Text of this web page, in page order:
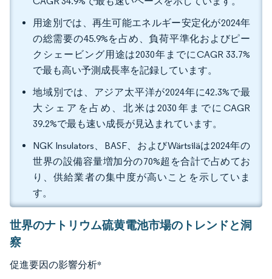
用途別では、再生可能エネルギー安定化が2024年
の総需要の45.9%を占め、負荷平準化およびピー
クシェービング用途は2030年までにCAGR 33.7%
で最も高い予測成長率を記録しています。
地域別では、アジア太平洋が2024年に42.3%で最
大シェアを占め、北米は2030年までにCAGR
39.2%で最も速い成長が見込まれています。
NGK Insulators、BASF、およびWärtsiläは2024年の
世界の設備容量増加分の70%超を合計で占めてお
り、供給業者の集中度が高いことを示していま
す。
世界のナトリウム硫黄電池市場のトレンドと洞
察
促進要因の影響分析*